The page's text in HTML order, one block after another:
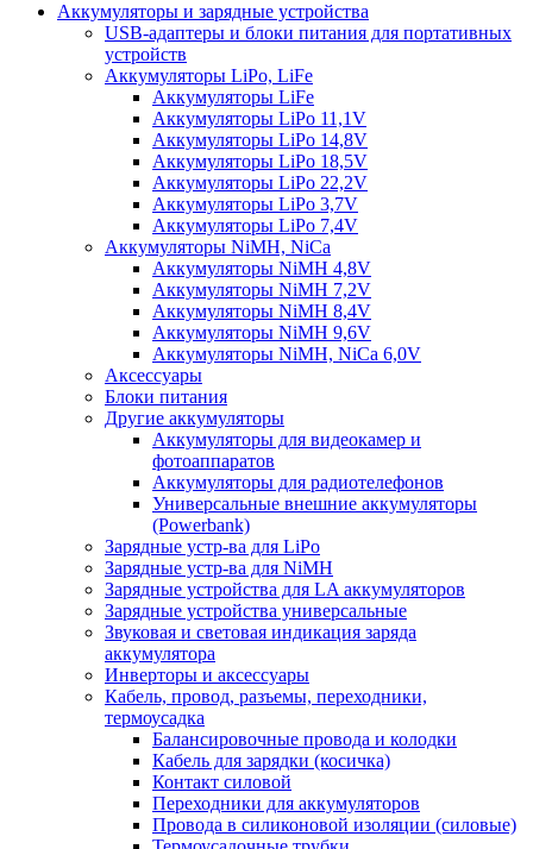
Аккумуляторы и зарядные устройства
USB-адаптеры и блоки питания для портативных
устройств
Аккумуляторы LiPo, LiFe
Аккумуляторы LiFe
Аккумуляторы LiPo 11,1V
Аккумуляторы LiPo 14,8V
Аккумуляторы LiPo 18,5V
Аккумуляторы LiPo 22,2V
Аккумуляторы LiPo 3,7V
Аккумуляторы LiPo 7,4V
Аккумуляторы NiMH, NiCa
Аккумуляторы NiMH 4,8V
Аккумуляторы NiMH 7,2V
Аккумуляторы NiMH 8,4V
Аккумуляторы NiMH 9,6V
Аккумуляторы NiMH, NiCa 6,0V
Аксессуары
Блоки питания
Другие аккумуляторы
Аккумуляторы для видеокамер и
фотоаппаратов
Аккумуляторы для радиотелефонов
Универсальные внешние аккумуляторы
(Powerbank)
Зарядные устр-ва для LiPo
Зарядные устр-ва для NiMH
Зарядные устройства для LA аккумуляторов
Зарядные устройства универсальные
Звуковая и световая индикация заряда
аккумулятора
Инверторы и аксессуары
Кабель, провод, разъемы, переходники,
термоусадка
Балансировочные провода и колодки
Кабель для зарядки (косичка)
Контакт силовой
Переходники для аккумуляторов
Провода в силиконовой изоляции (силовые)